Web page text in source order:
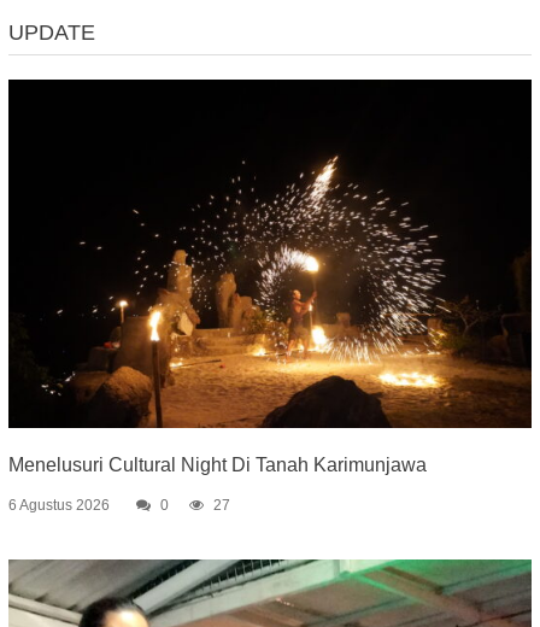
UPDATE
Menelusuri Cultural Night Di Tanah Karimunjawa
6 Agustus 2026 0 27